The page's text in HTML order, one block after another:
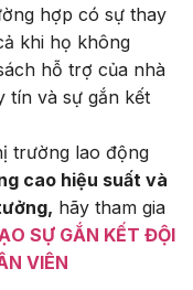
hợp có sự thay
khi họ không
hỗ trợ của nhà
tín và sự gắn kết
trường lao động
cao hiệu suất và
hãy tham gia
SỰ GẮN KẾT ĐỘI
VIÊN